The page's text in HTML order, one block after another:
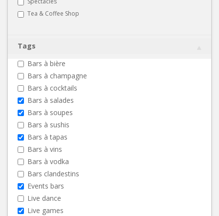
Tea & Coffee Shop
Tags
Bars à bière
Bars à champagne
Bars à cocktails
Bars à salades
Bars à soupes
Bars à sushis
Bars à tapas
Bars à vins
Bars à vodka
Bars clandestins
Events bars
Live dance
Live games